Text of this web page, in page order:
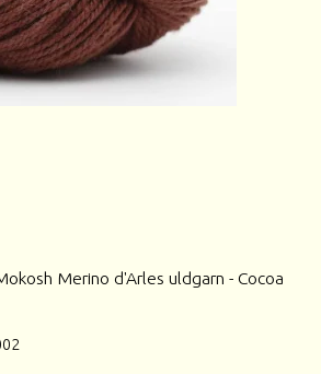
Merino d'Arles uldgarn - Cocoa